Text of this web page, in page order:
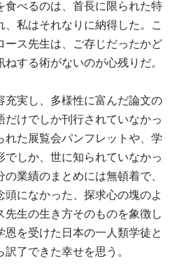
食べるのは、首長に限られた特
私はそれなりに納得した。こ
ース先生は、ご存じだったかど
する術がないのが心残りだ。
充実し、多様性に富んだ論文の
だけでしか刊行されていなかっ
れた展覧会パンフレットや、学
でしか、世に知られていなかっ
業績のまとめには無頓着で、
になかった、探求心の塊のよ
先生の生き方そのものを象徴し
恩を受けた日本の一人類学徒と
了できた幸せを思う。